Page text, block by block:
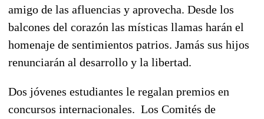
amigo de las afluencias y aprovecha. Desde los
balcones del corazón las místicas llamas harán el
homenaje de sentimientos patrios. Jamás sus hijos
renunciarán al desarrollo y la libertad.
Dos jóvenes estudiantes le regalan premios en
concursos internacionales. Los Comités de